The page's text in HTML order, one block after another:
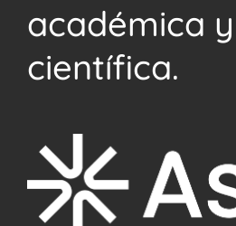
académica y
científica.